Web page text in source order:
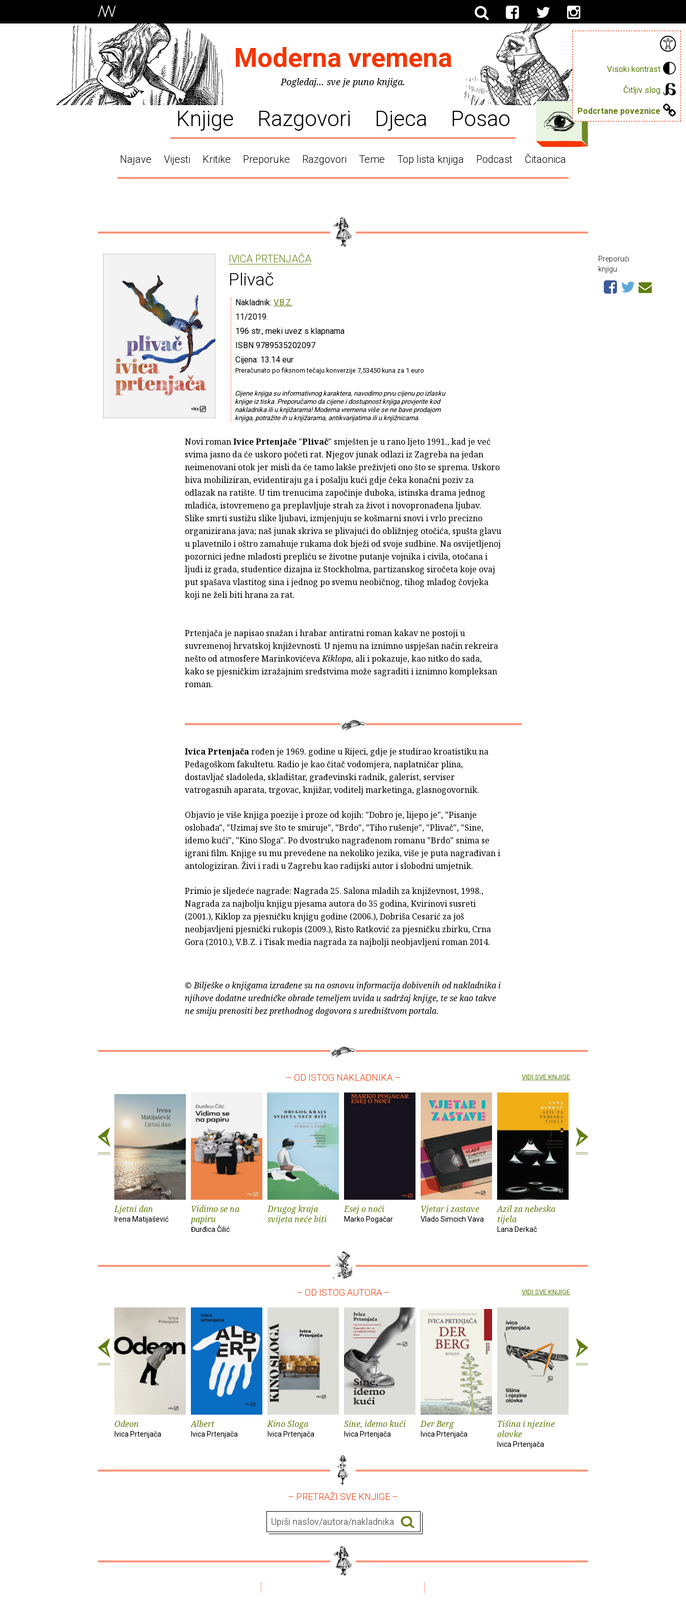
Visoki kontrast
Čitljiv slog
Podcrtane poveznice
Moderna vremena
Pogledaj... sve je puno knjiga.
Knjige Razgovori Djeca Posao
Najave Vijesti Kritike Preporuke Razgovori Teme Top lista knjiga Podcast Čitaonica
IVICA PRTENJAČA
Plivač
Nakladnik: V.B.Z.
11/2019.
196 str., meki uvez s klapnama
ISBN 9789535202097
Cijena: 13.14 eur
Preračunato po fiksnom tečaju konverzije 7,53450 kuna za 1 euro
Cijene knjiga su informativnog karaktera, navodimo prvu cijenu po izlasku
knjige iz tiska. Preporučamo da cijene i dostupnost knjiga provjerite kod
nakladnika ili u knjižarama! Moderna vremena više se ne bave prodajom
knjiga, potražite ih u knjižarama, antikvarijatima ili u knjižnicama.
Novi romanIvice Prtenjače "Plivač" smješten je u rano ljeto 1991., kad je već
svima jasno da će uskoro početi rat. Njegov junak odlazi iz Zagreba na jedan
neimenovani otok jer misli da će tamo lakše preživjeti ono što se sprema. Uskoro
biva mobiliziran, evidentiraju ga i pošalju kući gdje čeka konačni poziv za
odlazak na ratište. U tim trenucima započinje duboka, istinska drama jednog
mladića, istovremeno ga preplavljuje strah za život i novopronađena ljubav.
Slike smrti sustižu slike ljubavi, izmjenjuju se košmarni snovi i vrlo precizno
organizirana java; naš junak skriva se plivajući do obližnjeg otočića, spušta glavu
u plavetnilo i oštro zamahuje rukama dok bježi od svoje sudbine. Na osvijetljenoj
pozornici jedne mladosti prepliću se životne putanje vojnika i civila, otočana i
ljudi iz grada, studentice dizajna iz Stockholma, partizanskog siročeta koje ovaj
put spašava vlastitog sina i jednog po svemu neobičnog, tihog mladog čovjeka
koji ne želi biti hrana za rat.
Prtenjača je napisao snažan i hrabar antiratni roman kakav ne postoji u
suvremenoj hrvatskoj književnosti. U njemu na iznimno uspješan način rekreira
nešto od atmosfere MarinkovićevaKiklopa, ali i pokazuje, kao nitko do sada,
kako se pjesničkim izražajnim sredstvima može sagraditi i iznimno kompleksan
roman.
Ivica Prtenjačarođen je 1969. godine u Rijeci, gdje je studirao kroatistiku na
Pedagoškom fakultetu. Radio je kao čitač vodomjera, naplatničar plina,
dostavljač sladoleda, skladištar, građevinski radnik, galerist, serviser
vatrogasnih aparata, trgovac, knjižar, voditelj marketinga, glasnogovornik.
Objavio je više knjiga poezije i proze od kojih: "Dobro je, lijepo je", "Pisanje
oslobađa", "Uzimaj sve što te smiruje", "Brdo", "Tiho rušenje", "Plivač", "Sine,
idemo kući", "Kino Sloga". Po dvostruko nagrađenom romanu "Brdo" snima se
igrani film. Knjige su mu prevedene na nekoliko jezika, više je puta nagrađivan i
antologiziran. Živi i radi u Zagrebu kao radijski autor i slobodni umjetnik.
Primio je sljedeće nagrade: Nagrada 25. Salona mladih za književnost, 1998.,
Nagrada za najbolju knjigu pjesama autora do 35 godina, Kvirinovi susreti
(2001.), Kiklop za pjesničku knjigu godine (2006.), Dobriša Cesarić za još
neobjavljeni pjesnički rukopis (2009.), Risto Ratković za pjesničku zbirku, Crna
Gora (2010.), V.B.Z. i Tisak media nagrada za najbolji neobjavljeni roman 2014.
© Bilješke o knjigama izrađene su na osnovu informacija dobivenih od nakladnika i
njihove dodatne uredničke obrade temeljem uvida u sadržaj knjige, te se kao takve
ne smiju prenositi bez prethodnog dogovora s uredništvom portala.
Preporuči
knjigu
– OD ISTOG NAKLADNIKA –
Ljetni dan
Irena Matijašević
Vidimo se na
papiru
Đurđica Čilić
Drugog kraja
svijeta neće biti
Esej o noći
Marko Pogačar
Vjetar i zastave
Vlado Simcich Vava
Azil za nebeska
tijela
Lana Derkač
VIDI SVE KNJIGE
– OD ISTOG AUTORA –
Odeon
Ivica Prtenjača
Albert
Ivica Prtenjača
Kino Sloga
Ivica Prtenjača
Sine, idemo kući
Ivica Prtenjača
Der Berg
Ivica Prtenjača
Tišina i njezine
olovke
Ivica Prtenjača
VIDI SVE KNJIGE
– PRETRAŽI SVE KNJIGE –